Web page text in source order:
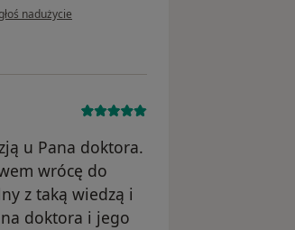
opinii użytkownika J.K
nadużycie
u Pana doktora.
wrócę do
z taką wiedzą i
doktora i jego